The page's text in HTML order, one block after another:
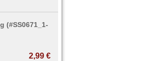
(#SS0671_1-
2,99 €